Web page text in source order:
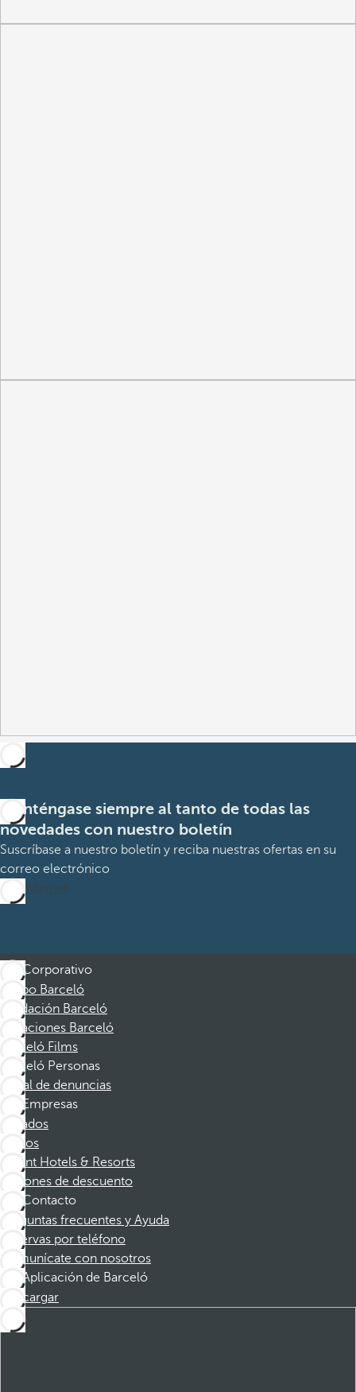
Manténgase siempre al tanto de todas las
novedades con nuestro boletín
Suscríbase a nuestro boletín y reciba nuestras ofertas en su
correo electrónico
Suscribirme
Corporativo
Grupo Barceló
Fundación Barceló
Vacaciones Barceló
Barceló Films
Barceló Personas
Canal de denuncias
Empresas
Afiliados
Socios
Dorint Hotels & Resorts
Cupones de descuento
Contacto
Preguntas frecuentes y Ayuda
Reservas por teléfono
Comunícate con nosotros
Aplicación de Barceló
Descargar